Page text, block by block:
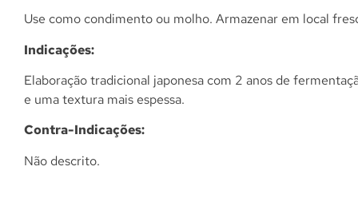
Use como condimento ou molho. Armazenar em local
Indicações:
Elaboração tradicional japonesa com 2 anos de
e uma textura mais espessa.
Contra-Indicações:
Não descrito.